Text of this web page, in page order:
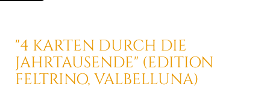
"4 KARTEN DURCH DIE
JAHRTAUSENDE" (EDITION
FELTRINO, VALBELLUNA)